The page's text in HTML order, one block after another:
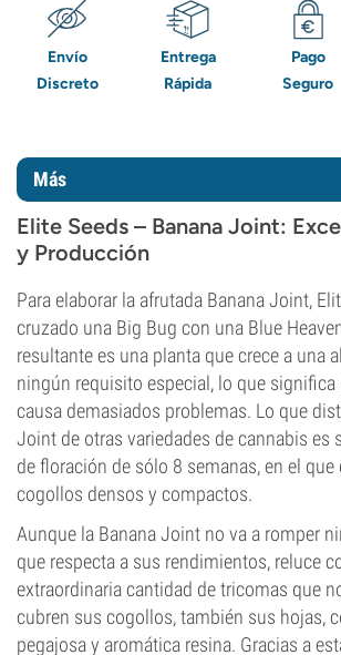
Envío
Discreto
Entrega
Rápida
Pago
Seguro
Más
Elite Seeds – Banana Joint:
y Producción
Para elaborar la afrutada Banana Joint,
cruzado una Big Bug con una Blue
resultante es una planta que crece a una
ningún requisito especial, lo que
causa demasiados problemas. Lo que
Joint de otras variedades de cannabis es
de floración de sólo 8 semanas, en el
cogollos densos y compactos.
Aunque la Banana Joint no va a romper
que respecta a sus rendimientos, reluce
extraordinaria cantidad de tricomas que
cubren sus cogollos, también sus hojas,
pegajosa y aromática resina. Gracias a